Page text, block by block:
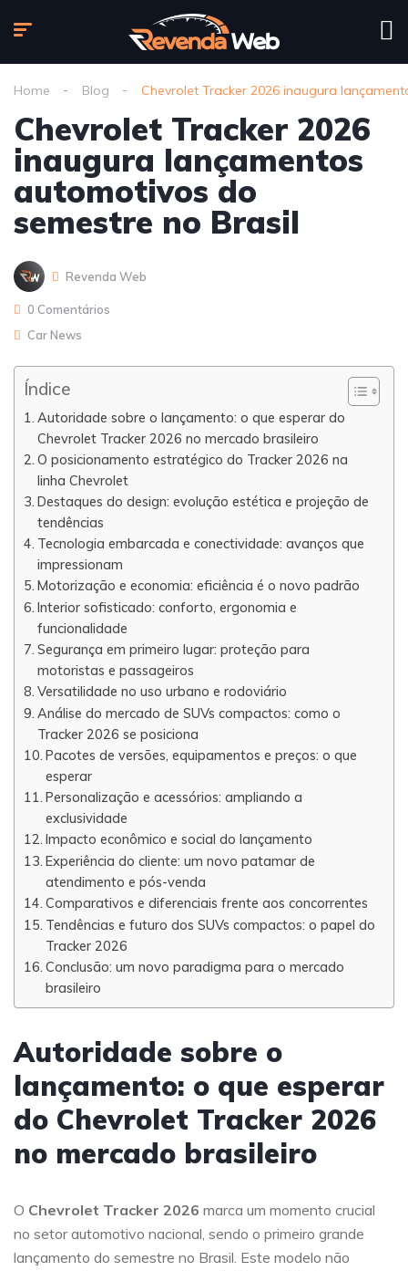
Home Blog Chevrolet Tracker 2026 inaugura
Chevrolet Tracker 2026
inaugura lançamentos
automotivos do
semestre no Brasil
Revenda Web
0 Comentários
Car News
Índice
Autoridade sobre o lançamento: o que esperar do
Chevrolet Tracker 2026 no mercado brasileiro
O posicionamento estratégico do Tracker 2026 na
linha Chevrolet
Destaques do design: evolução estética e projeção de
tendências
Tecnologia embarcada e conectividade: avanços que
impressionam
Motorização e economia: eficiência é o novo padrão
Interior sofisticado: conforto, ergonomia e
funcionalidade
Segurança em primeiro lugar: proteção para
motoristas e passageiros
Versatilidade no uso urbano e rodoviário
Análise do mercado de SUVs compactos: como o
Tracker 2026 se posiciona
Pacotes de versões, equipamentos e preços: o que
esperar
Personalização e acessórios: ampliando a
exclusividade
Impacto econômico e social do lançamento
Experiência do cliente: um novo patamar de
atendimento e pós-venda
Comparativos e diferenciais frente aos concorrentes
Tendências e futuro dos SUVs compactos: o papel do
Tracker 2026
Conclusão: um novo paradigma para o mercado
brasileiro
Autoridade sobre o
lançamento: o que esperar
do Chevrolet Tracker 2026
no mercado brasileiro
O Chevrolet Tracker 2026 marca um momento crucial
no setor automotivo nacional, sendo o primeiro grande
lançamento do semestre no Brasil. Este modelo não